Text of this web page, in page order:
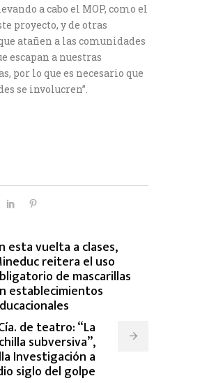
a cabo el MOP, como el
proyecto, y de otras
atañen a las comunidades
escapan a nuestras
por lo que es necesario que
se involucren”.
esta vuelta a clases,
reitera el uso
de mascarillas
establecimientos
de teatro: “La
subversiva”,
Investigación a
siglo del golpe